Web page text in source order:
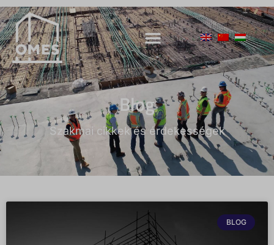
Blog
Szakmai cikkek és érdekességek
BLOG